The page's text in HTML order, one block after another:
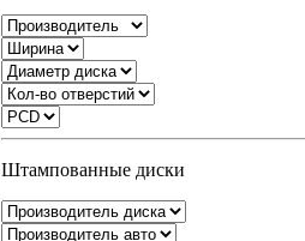
Штампованные диски